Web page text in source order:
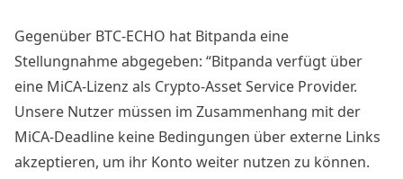
Gegenüber BTC-ECHO hat Bitpanda eine
Stellungnahme abgegeben: “Bitpanda verfügt über
eine MiCA-Lizenz als Crypto-Asset Service Provider.
Unsere Nutzer müssen im Zusammenhang mit der
MiCA-Deadline keine Bedingungen über externe Links
akzeptieren, um ihr Konto weiter nutzen zu können.